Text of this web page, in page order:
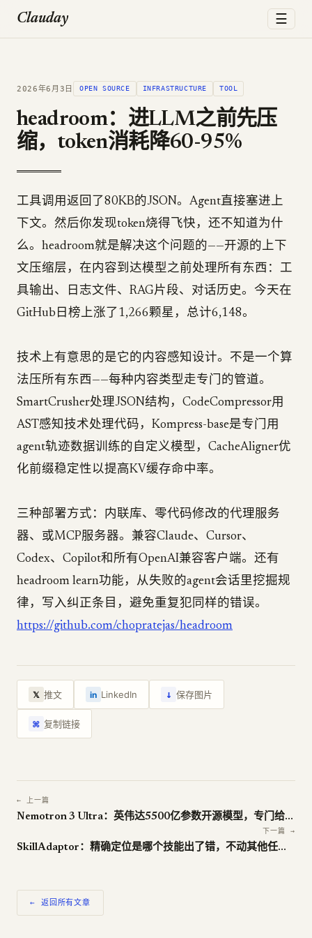
Clauday ☰
2026年6月3日 OPEN SOURCE INFRASTRUCTURE TOOL
headroom：进LLM之前先压
缩，token消耗降60-95%
工具调用返回了80KB的JSON。Agent直接塞进上
下文。然后你发现token烧得飞快，还不知道为什
么。headroom就是解决这个问题的——开源的上下
文压缩层，在内容到达模型之前处理所有东西：工
具输出、日志文件、RAG片段、对话历史。今天在
GitHub日榜上涨了1,266颗星，总计6,148。
技术上有意思的是它的内容感知设计。不是一个算
法压所有东西——每种内容类型走专门的管道。
SmartCrusher处理JSON结构，CodeCompressor用
AST感知技术处理代码，Kompress-base是专门用
agent轨迹数据训练的自定义模型，CacheAligner优
化前缀稳定性以提高KV缓存命中率。
三种部署方式：内联库、零代码修改的代理服务
器、或MCP服务器。兼容Claude、Cursor、
Codex、Copilot和所有OpenAI兼容客户端。还有
headroom learn功能，从失败的agent会话里挖掘规
律，写入纠正条目，避免重复犯同样的错误。
https://github.com/chopratejas/headroom
𝕏 推文 in LinkedIn ↓ 保存图片
⌘ 复制链接
← 上一篇
Nemotron 3 Ultra：英伟达5500亿参数开源模型，专门给Agent设计
下一篇 →
SkillAdaptor：精确定位是哪个技能出了错，不动其他任何东西
← 返回所有文章